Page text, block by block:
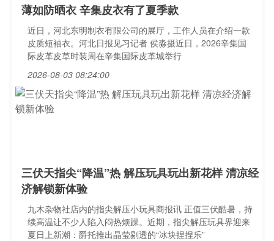
薄如防晒衣 辛集皮衣有了夏季款
近日，河北东明制衣有限公司的展厅，工作人员在介绍一款
皮质短袖衣。河北日报见习记者 侯淼摄近日，2026辛集国
际皮革皮草时装周在辛集国际皮革城举行
2026-08-03 08:24:00
三伏天指尖“降温”热 解压玩具玩出新花样 清凉经
济解锁新体验
九木杂物社店内的指尖解压小玩具商报讯 正值三伏酷暑，持
续高温让不少人陷入闷热烦躁。近期，指尖解压玩具界迎来
夏日上新潮：爵托推出晶莹剔透的“冰块捏捏乐”